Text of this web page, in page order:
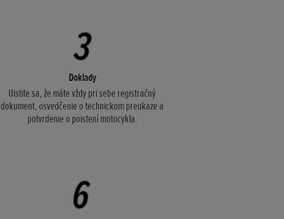
Doklady
Uistite sa, že máte vždy pri sebe registračný
dokument, osvedčenie o technickom preukaze a
potvrdenie o poistení motocykla.